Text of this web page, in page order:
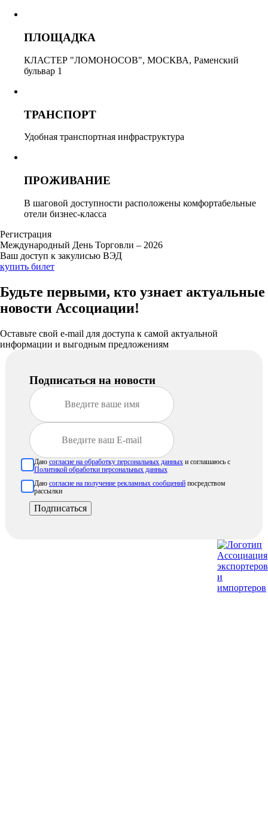
ПЛОЩАДКА
КЛАСТЕР "ЛОМОНОСОВ", МОСКВА, Раменский
бульвар 1
ТРАНСПОРТ
Удобная транспортная инфраструктура
ПРОЖИВАНИЕ
В шаговой доступности расположены комфортабельные
отели бизнес-класса
Регистрация
Международный День Торговли – 2026
Ваш доступ к закулисью ВЭД
купить билет
Будьте первыми, кто узнает актуальные
новости Ассоциации!
Оставьте свой e-mail для доступа к самой актуальной
информации и выгодным предложениям
Подписаться на новости
Даю согласие на обработку персональных данныхи соглашаюсь с
Политикой обработки персональных данных
Даю согласие на получение рекламных сообщенийпосредством
рассылки
Подписаться